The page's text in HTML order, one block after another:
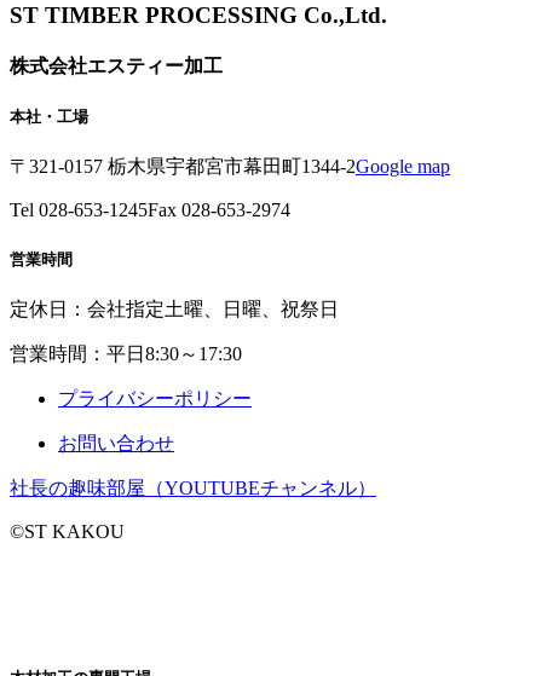
ST TIMBER PROCESSING Co.,Ltd.
株式会社エスティー加工
本社・工場
〒321-0157 栃木県宇都宮市幕田町1344-2Google map
Tel 028-653-1245Fax 028-653-2974
営業時間
定休日：会社指定土曜、日曜、祝祭日
営業時間：平日8:30～17:30
プライバシーポリシー
お問い合わせ
社長の趣味部屋（YOUTUBEチャンネル）
©ST KAKOU